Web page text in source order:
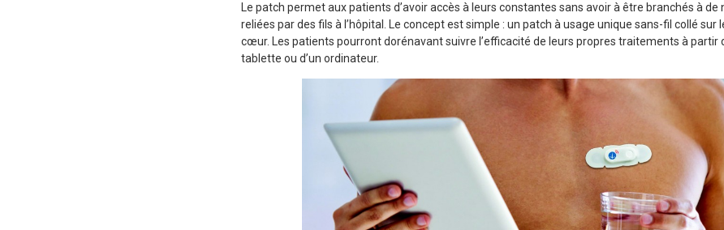
Le patch permet aux patients d’avoir accès à leurs constantes sans avoir à être branchés à
reliées par des fils à l’hôpital. Le concept est simple : un patch à usage unique sans-fil collé sur
cœur. Les patients pourront dorénavant suivre l’efficacité de leurs propres traitements à partir
tablette ou d’un ordinateur.